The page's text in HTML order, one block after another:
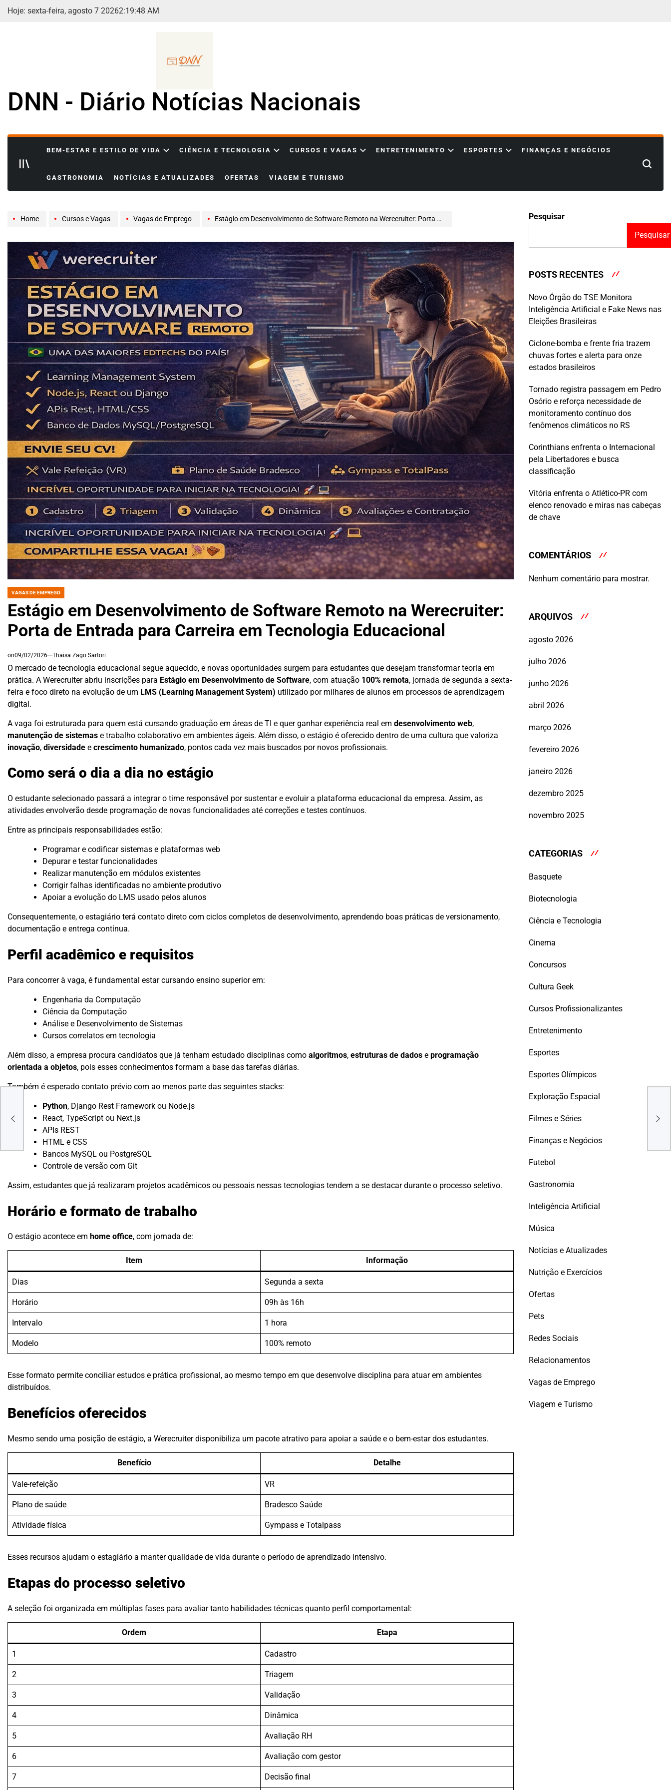
Skip
Hoje: sexta-feira, agosto 7 20262:19:50 AM
DNN - Diário Notícias Nacionais
BEM-ESTAR E ESTILO DE VIDA CIÊNCIA E TECNOLOGIA CURSOS E VAGAS ENTRETENIMENTO ESPORTES FINANÇAS E NEGÓCIOS
GASTRONOMIA NOTÍCIAS E ATUALIZADES OFERTAS VIAGEM E TURISMO
Search
Home Cursos e Vagas Vagas de Emprego Estágio em Desenvolvimento de Software Remoto na Werecruiter: Porta de Entrada para Carreira em Tecnologia Educacional
POSTED
VAGAS DE EMPREGO
Estágio em Desenvolvimento de Software Remoto na Werecruiter:
Porta de Entrada para Carreira em Tecnologia Educacional
on09/02/2026 Thaisa Zago Sartori
O mercado de tecnologia educacional segue aquecido, e novas oportunidades surgem para estudantes que desejam transformar teoria em
prática. A Werecruiter abriu inscrições para Estágio em Desenvolvimento de Software, com atuação 100% remota, jornada de segunda a sexta-
feira e foco direto na evolução de um LMS (Learning Management System) utilizado por milhares de alunos em processos de aprendizagem
digital.
A vaga foi estruturada para quem está cursando graduação em áreas de TI e quer ganhar experiência real em desenvolvimento web,
manutenção de sistemas e trabalho colaborativo em ambientes ágeis. Além disso, o estágio é oferecido dentro de uma cultura que valoriza
inovação, diversidade e crescimento humanizado, pontos cada vez mais buscados por novos profissionais.
Como será o dia a dia no estágio
O estudante selecionado passará a integrar o time responsável por sustentar e evoluir a plataforma educacional da empresa. Assim, as
atividades envolverão desde programação de novas funcionalidades até correções e testes contínuos.
Entre as principais responsabilidades estão:
Programar e codificar sistemas e plataformas web
Depurar e testar funcionalidades
Realizar manutenção em módulos existentes
Corrigir falhas identificadas no ambiente produtivo
Apoiar a evolução do LMS usado pelos alunos
Consequentemente, o estagiário terá contato direto com ciclos completos de desenvolvimento, aprendendo boas práticas de versionamento,
documentação e entrega contínua.
Perfil acadêmico e requisitos
Para concorrer à vaga, é fundamental estar cursando ensino superior em:
Engenharia da Computação
Ciência da Computação
Análise e Desenvolvimento de Sistemas
Cursos correlatos em tecnologia
Além disso, a empresa procura candidatos que já tenham estudado disciplinas como algoritmos, estruturas de dados e programação
orientada a objetos, pois esses conhecimentos formam a base das tarefas diárias.
Também é esperado contato prévio com ao menos parte das seguintes stacks:
Python, Django Rest Framework ou Node.js
React, TypeScript ou Next.js
APIs REST
HTML e CSS
Bancos MySQL ou PostgreSQL
Controle de versão com Git
Assim, estudantes que já realizaram projetos acadêmicos ou pessoais nessas tecnologias tendem a se destacar durante o processo seletivo.
Horário e formato de trabalho
O estágio acontece em home office, com jornada de:
Item Informação
Dias Segunda a sexta
Horário 09h às 16h
Intervalo 1 hora
Modelo 100% remoto
Esse formato permite conciliar estudos e prática profissional, ao mesmo tempo em que desenvolve disciplina para atuar em ambientes
distribuídos.
Benefícios oferecidos
Mesmo sendo uma posição de estágio, a Werecruiter disponibiliza um pacote atrativo para apoiar a saúde e o bem-estar dos estudantes.
Benefício Detalhe
Vale-refeição VR
Plano de saúde Bradesco Saúde
Atividade física Gympass e Totalpass
Esses recursos ajudam o estagiário a manter qualidade de vida durante o período de aprendizado intensivo.
Etapas do processo seletivo
A seleção foi organizada em múltiplas fases para avaliar tanto habilidades técnicas quanto perfil comportamental:
Ordem Etapa
1 Cadastro
2 Triagem
3 Validação
4 Dinâmica
5 Avaliação RH
6 Avaliação com gestor
7 Decisão final
Pesquisar
Pesquisar
POSTS RECENTES
Novo Órgão do TSE Monitora
Inteligência Artificial e Fake News nas
Eleições Brasileiras
Ciclone-bomba e frente fria trazem
chuvas fortes e alerta para onze
estados brasileiros
Tornado registra passagem em Pedro
Osório e reforça necessidade de
monitoramento contínuo dos
fenômenos climáticos no RS
Corinthians enfrenta o Internacional
pela Libertadores e busca
classificação
Vitória enfrenta o Atlético-PR com
elenco renovado e miras nas cabeças
de chave
COMENTÁRIOS
Nenhum comentário para mostrar.
ARQUIVOS
agosto 2026
julho 2026
junho 2026
abril 2026
março 2026
fevereiro 2026
janeiro 2026
dezembro 2025
novembro 2025
CATEGORIAS
Basquete
Biotecnologia
Ciência e Tecnologia
Cinema
Concursos
Cultura Geek
Cursos Profissionalizantes
Entretenimento
Esportes
Esportes Olímpicos
Exploração Espacial
Filmes e Séries
Finanças e Negócios
Futebol
Gastronomia
Inteligência Artificial
Música
Notícias e Atualizades
Nutrição e Exercícios
Ofertas
Pets
Redes Sociais
Relacionamentos
Vagas de Emprego
Viagem e Turismo